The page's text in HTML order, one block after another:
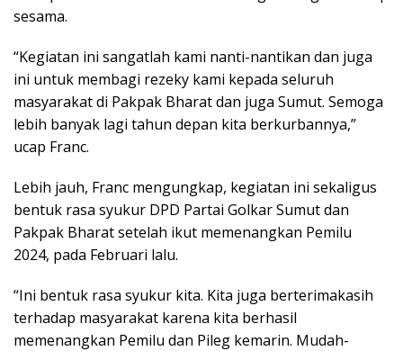
sesama.
“Kegiatan ini sangatlah kami nanti-nantikan dan juga
ini untuk membagi rezeky kami kepada seluruh
masyarakat di Pakpak Bharat dan juga Sumut. Semoga
lebih banyak lagi tahun depan kita berkurbannya,”
ucap Franc.
Lebih jauh, Franc mengungkap, kegiatan ini sekaligus
bentuk rasa syukur DPD Partai Golkar Sumut dan
Pakpak Bharat setelah ikut memenangkan Pemilu
2024, pada Februari lalu.
“Ini bentuk rasa syukur kita. Kita juga berterimakasih
terhadap masyarakat karena kita berhasil
memenangkan Pemilu dan Pileg kemarin. Mudah-